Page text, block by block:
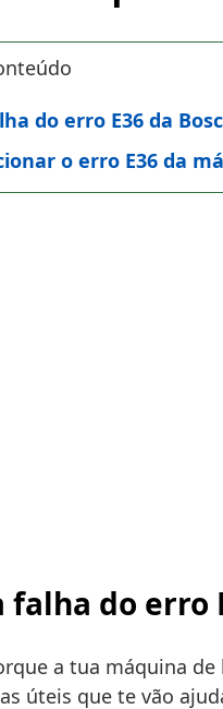
do erro E36 da
o erro E36 da
falha do erro
a tua máquina
úteis que te vão